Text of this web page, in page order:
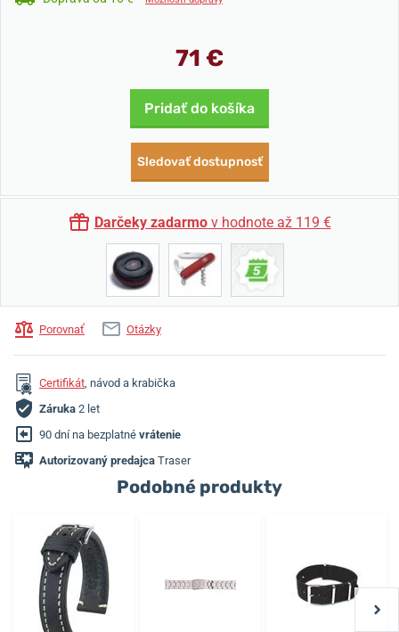
71 €
Pridať do košíka
Sledovať dostupnosť
Darčeky zadarmov hodnote až 119 €
Porovnať Otázky
Certifikát, návod a krabička
Záruka 2 let
90 dní na bezplatné vrátenie
Autorizovaný predajca Traser
Podobné produkty